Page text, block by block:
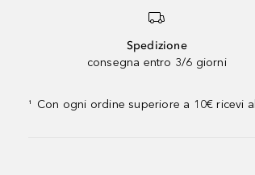
Spedizione
consegna entro 3/6 giorni
¹ Con ogni ordine superiore a 10€ ricevi